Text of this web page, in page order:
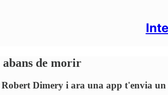
abans de morir
Dimery i ara una app t'envia